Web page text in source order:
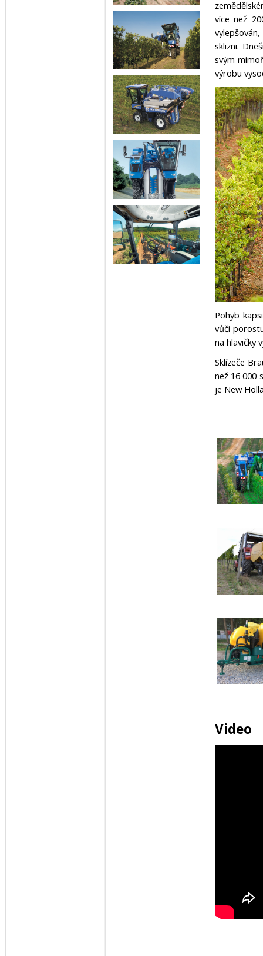
více než
sklizni.
svým
výrobu
Pohyb
vůči
na hlavičky
Sklízeče
než 16 000
je New
Video